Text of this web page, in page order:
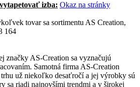
izba: Okaz na stránky
tovar sa sortimentu AS Creation,
164
značky AS-Creation sa vyznačujú
Samotná firma AS-Creation
už niekoľko desaťročí a jej výrobky sú
sa riadi najnovšími trendmi a v širokej